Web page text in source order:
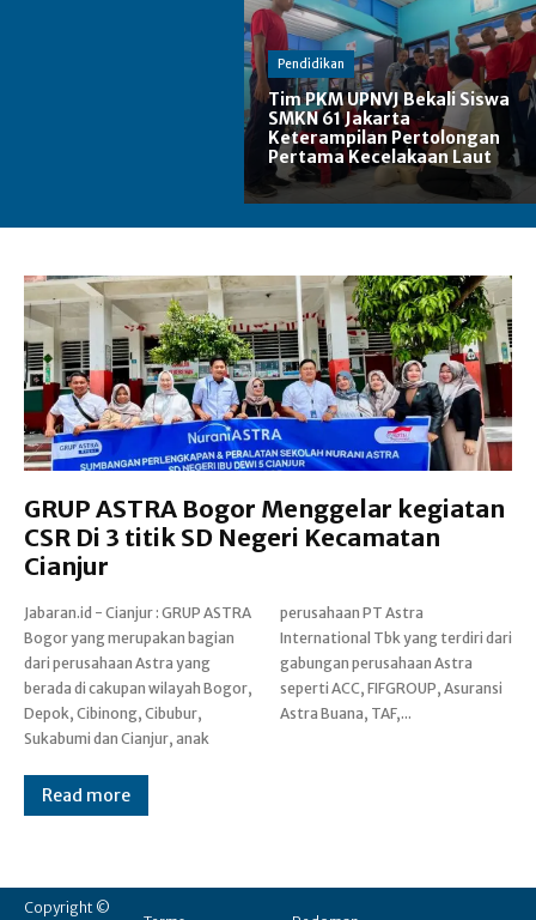
Pendidikan
Tim PKM UPNVJ Bekali Siswa
SMKN 61 Jakarta
Keterampilan Pertolongan
Pertama Kecelakaan Laut
GRUP ASTRA Bogor Menggelar kegiatan
CSR Di 3 titik SD Negeri Kecamatan
Cianjur
Jabaran.id - Cianjur : GRUP ASTRA
Bogor yang merupakan bagian
dari perusahaan Astra yang
berada di cakupan wilayah Bogor,
Depok, Cibinong, Cibubur,
Sukabumi dan Cianjur, anak
perusahaan PT Astra
International Tbk yang terdiri dari
gabungan perusahaan Astra
seperti ACC, FIFGROUP, Asuransi
Astra Buana, TAF,...
Read more
Copyright ©